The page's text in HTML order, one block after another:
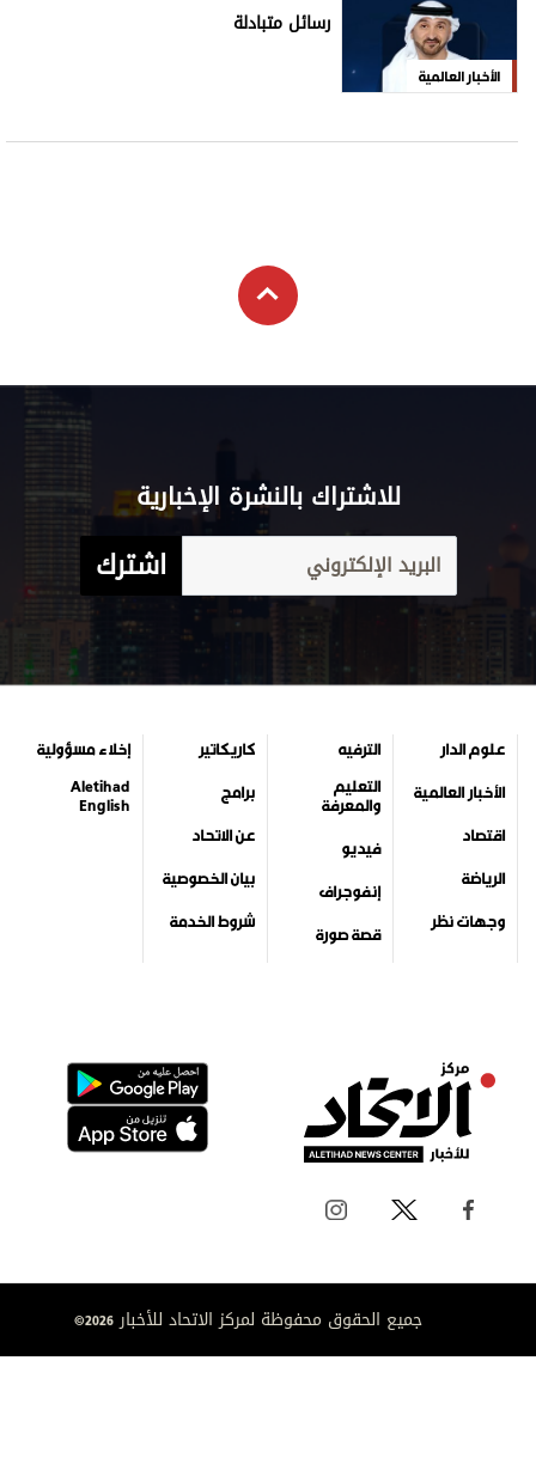
الأخبار العالمية
رسائل متبادلة
للاشتراك بالنشرة الإخبارية
اشترك
علوم الدار
الأخبار العالمية
اقتصاد
الرياضة
وجهات نظر
الترفيه
التعليم
والمعرفة
فيديو
إنفوجراف
قصة صورة
كاريكاتير
برامج
عن الاتحاد
بيان الخصوصية
شروط الخدمة
إخلاء مسؤولية
Aletihad
English
جميع الحقوق محفوظة لمركز الاتحاد للأخبار 2026©